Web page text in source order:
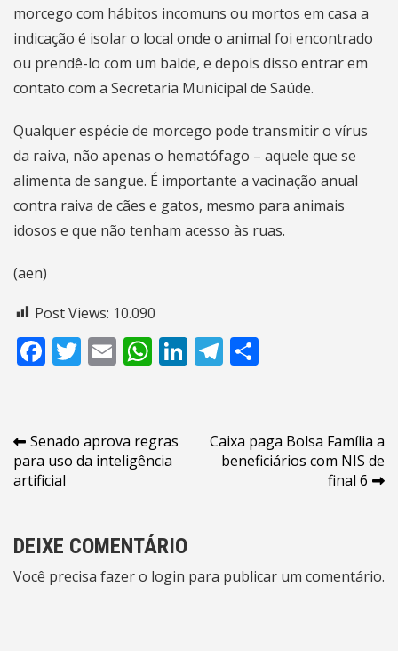
morcego com hábitos incomuns ou mortos em casa a
indicação é isolar o local onde o animal foi encontrado
ou prendê-lo com um balde, e depois disso entrar em
contato com a Secretaria Municipal de Saúde.
Qualquer espécie de morcego pode transmitir o vírus
da raiva, não apenas o hematófago – aquele que se
alimenta de sangue. É importante a vacinação anual
contra raiva de cães e gatos, mesmo para animais
idosos e que não tenham acesso às ruas.
(aen)
Post Views: 10.090
Facebook
Twitter
EmailWhatsApp
LinkedIn
Telegram
Navegação
de
Senado aprova regras
para uso da inteligência
artificial
Caixa paga Bolsa Família a
beneficiários com NIS de
final 6
DEIXE COMENTÁRIO
Você precisa fazer o login para publicar um comentário.